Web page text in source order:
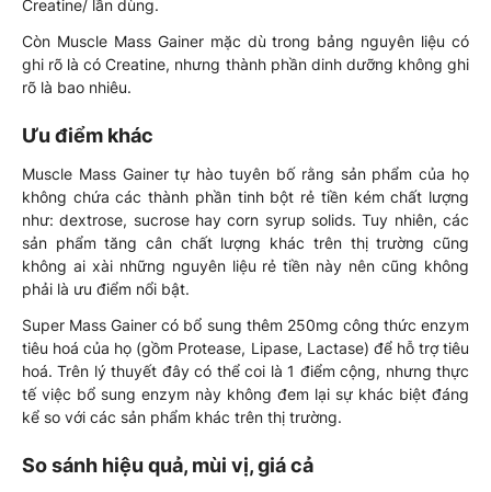
Creatine/ lần dùng.
Còn Muscle Mass Gainer mặc dù trong bảng nguyên liệu có
ghi rõ là có Creatine, nhưng thành phần dinh dưỡng không ghi
rõ là bao nhiêu.
Ưu điểm khác
Muscle Mass Gainer tự hào tuyên bố rằng sản phẩm của họ
không chứa các thành phần tinh bột rẻ tiền kém chất lượng
như: dextrose, sucrose hay corn syrup solids. Tuy nhiên, các
sản phẩm tăng cân chất lượng khác trên thị trường cũng
không ai xài những nguyên liệu rẻ tiền này nên cũng không
phải là ưu điểm nổi bật.
Super Mass Gainer có bổ sung thêm 250mg công thức enzym
tiêu hoá của họ (gồm Protease, Lipase, Lactase) để hỗ trợ tiêu
hoá. Trên lý thuyết đây có thể coi là 1 điểm cộng, nhưng thực
tế việc bổ sung enzym này không đem lại sự khác biệt đáng
kể so với các sản phẩm khác trên thị trường.
So sánh hiệu quả, mùi vị, giá cả